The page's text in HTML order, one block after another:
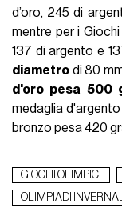
guardare
contrae i
ovviamente dal
incastra e si
giapponese, il
Cinque Divinità, il
altro, su un corpo
Lo stesso si può
mistica. Sul